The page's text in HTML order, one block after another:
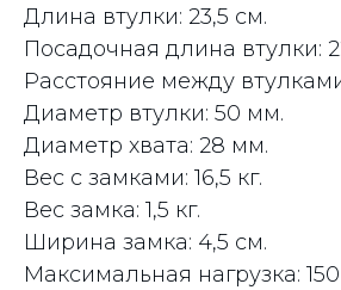
Длина втулки: 23,5 см.
Посадочная длина втулки:
Расстояние между
Диаметр втулки: 50 мм.
Диаметр хвата: 28 мм.
Вес c замками: 16,5 кг.
Вес замка: 1,5 кг.
Ширина замка: 4,5 см.
Максимальная нагрузка: 150